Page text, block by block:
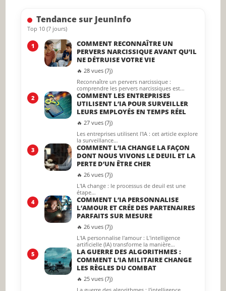
Tendance sur JeunInfo
Top 10 (7 jours)
1
COMMENT RECONNAÎTRE UN
PERVERS NARCISSIQUE AVANT QU’IL
NE DÉTRUISE VOTRE VIE
🔥 28 vues (7j)
Reconnaître un pervers narcissique :
comprendre les pervers narcissiques est…
2
COMMENT LES ENTREPRISES
UTILISENT L’IA POUR SURVEILLER
LEURS EMPLOYÉS EN TEMPS RÉEL
🔥 27 vues (7j)
Les entreprises utilisent l'IA : cet article explore
la surveillance…
3
COMMENT L’IA CHANGE LA FAÇON
DONT NOUS VIVONS LE DEUIL ET LA
PERTE D’UN ÊTRE CHER
🔥 26 vues (7j)
L'IA change : le processus de deuil est une
étape…
4
COMMENT L’IA PERSONNALISE
L’AMOUR ET CRÉE DES PARTENAIRES
PARFAITS SUR MESURE
🔥 26 vues (7j)
L'IA personnalise l'amour : L'intelligence
artificielle (IA) transforme la manière…
5
LA GUERRE DES ALGORITHMES :
COMMENT L’IA MILITAIRE CHANGE
LES RÈGLES DU COMBAT
🔥 25 vues (7j)